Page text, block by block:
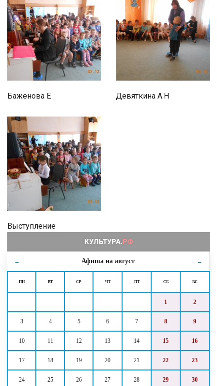
← Афиша на август →
ПН ВТ СР ЧТ ПТ СБ ВС
1 2
3 4 5 6 7 8 9
10 11 12 13 14 15 16
17 18 19 20 21 22 23
24 25 26 27 28 29 30
Баженова Е Девяткина А.Н
Выступление